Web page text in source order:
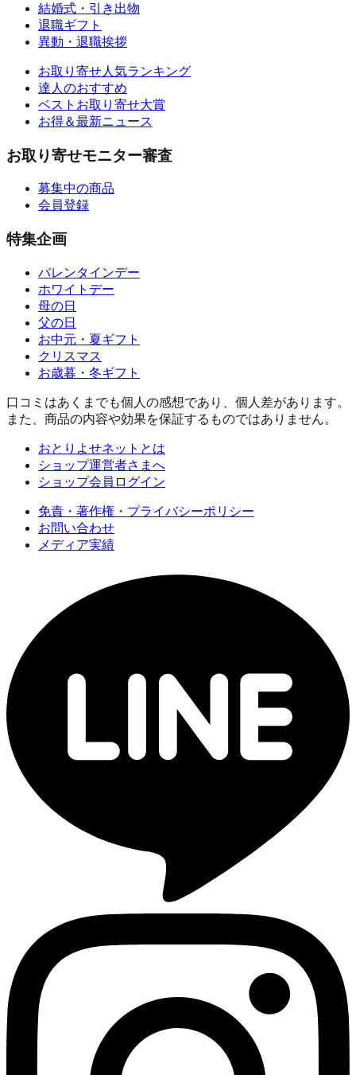
結婚式・引き出物
退職ギフト
異動・退職挨拶
お取り寄せ人気ランキング
達人のおすすめ
ベストお取り寄せ大賞
お得＆最新ニュース
お取り寄せモニター審査
募集中の商品
会員登録
特集企画
バレンタインデー
ホワイトデー
母の日
父の日
お中元・夏ギフト
クリスマス
お歳暮・冬ギフト
口コミはあくまでも個人の感想であり、個人差があります。
また、商品の内容や効果を保証するものではありません。
おとりよせネットとは
ショップ運営者さまへ
ショップ会員ログイン
免責・著作権・プライバシーポリシー
お問い合わせ
メディア実績